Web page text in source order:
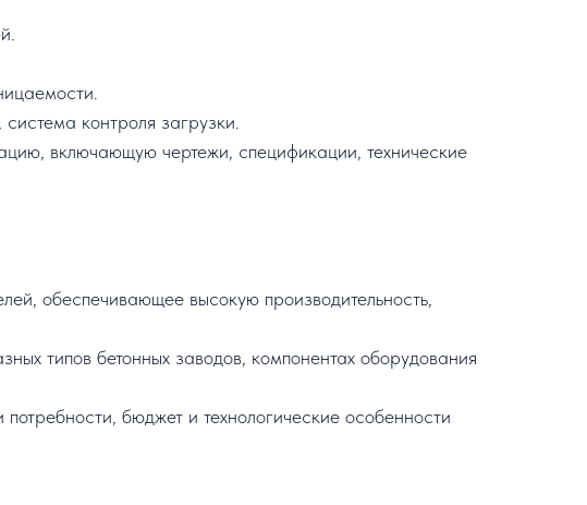
контроля загрузки.
включающую чертежи, спецификации, технические
обеспечивающее высокую производительность,
типов бетонных заводов, компонентах оборудования
бюджет и технологические особенности